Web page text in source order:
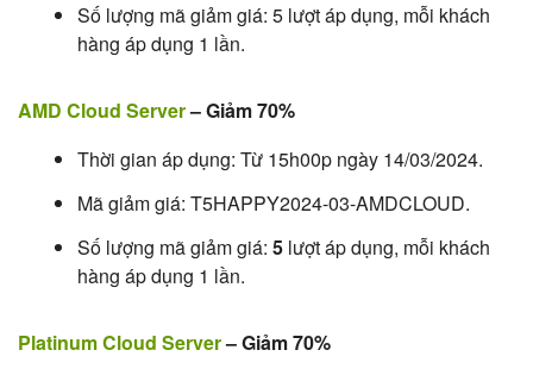
Số lượng mã giảm giá: 5 lượt áp dụng, mỗi khách
hàng áp dụng 1 lần.
AMD Cloud Server– Giảm 70%
Thời gian áp dụng: Từ 15h00p ngày 14/03/2024.
Mã giảm giá: T5HAPPY2024-03-AMDCLOUD.
Số lượng mã giảm giá: 5lượt áp dụng, mỗi khách
hàng áp dụng 1 lần.
Platinum Cloud Server– Giảm 70%